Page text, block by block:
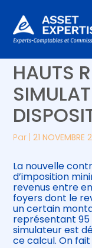
Aller
au
Créer et
Gérer votre
Piloter votre
Développer votre
Être prêt pour la
électronique
Piloter votre
Suivre votre
Gérer vos
HAUTS
Par |21 NOVEMBRE
La nouvelle
d’imposition
revenus entre
foyers dont le
un certain
représentant 95
simulateur est
ce calcul. On